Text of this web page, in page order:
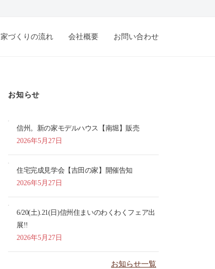
家づくりの流れ 会社概要 お問い合わせ
お知らせ
信州。新の家モデルハウス【南堀】販売
2026年5月27日
住宅完成見学会【吉田の家】開催告知
2026年5月27日
6/20(土).21(日)信州住まいのわくわくフェア出
展!!
2026年5月27日
お知らせ一覧